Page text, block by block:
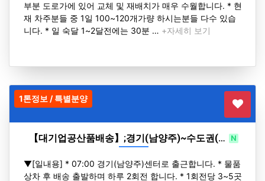
부분 도로가에 있어 교체 및 재배치가 매우 수월합니다. * 현
재 차주분들 중 1일 100~120개가량 하시는분들 다수 있습
니다. * 일 숙달 1~2달전에는 30분 … +자세히 보기
1톤정보 / 특별분양
【대기업공산품배송】;경기(남양주)~수도권(…
N
▼[일내용] * 07:00 경기(남양주)센터로 출근합니다. * 물품
상차 후 배송 출발하며 하루 2회전 합니다. * 1회전당 3~5곳